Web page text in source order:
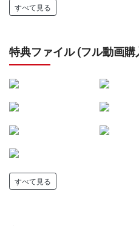
すべて見る
特典ファイル (フル動画
すべて見る